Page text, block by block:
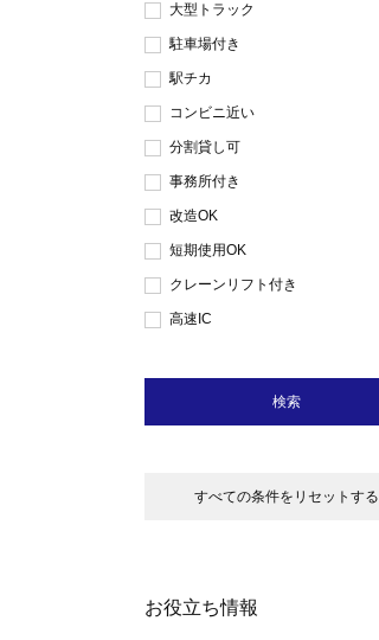
大型トラック
駐車場付き
駅チカ
コンビニ近い
分割貸し可
事務所付き
改造OK
短期使用OK
クレーンリフト付き
高速IC
検索
すべての条件をリセットする
お役立ち情報